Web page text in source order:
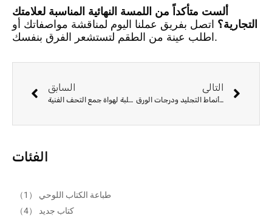
ألست متأكداً من اللمسة النهائية المناسبة لعلامتك
التجارية؟ اتصل بفريق عملنا اليوم لمناقشة مواصفاتك أو
اطلب عينة من الطقم لتستشعر الفرق بنفسك.
السابق
تصميم العلب المخصصة: تصنيع مجموعات العلب الصلبة لهواة جمع التحف الفنية
التالي
إنشاء كتب سنوية مدرسية متينة: أنماط التجليد ودرجات الورق
الفئات
طباعة الكتاب اللوحي （1）
كتاب جديد （4）